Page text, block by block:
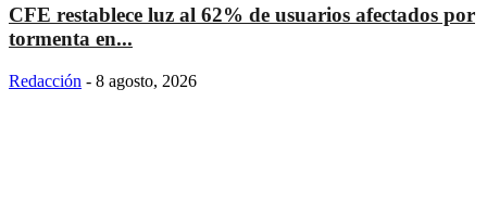
CFE restablece luz al 62% de usuarios afectados por
tormenta en...
Redacción - 8 agosto, 2026